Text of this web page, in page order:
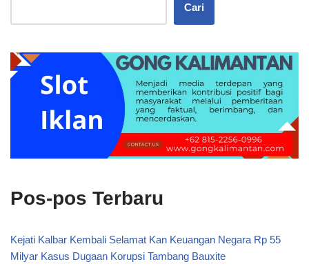
Cari
Pos-pos Terbaru
Kejati Kalbar Kembali Selamat Kan Keuangan Negara Rp 55
Milyar Kasus Dugaan Korupsi Tambang Bauxite